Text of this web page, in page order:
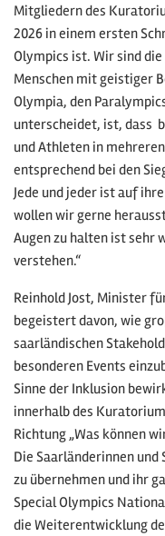
Mitgliedern des
2026 in einem ersten
Olympics ist. Wir sind
Menschen mit geistiger
Olympia, den
unterscheidet, ist, dass
und Athleten in
entsprechend bei den
Jede und jeder ist auf
wollen wir gerne
Augen zu halten ist sehr
verstehen.“
Reinhold Jost, Minister
begeistert davon, wie
saarländischen
besonderen Events
Sinne der Inklusion
innerhalb des
Richtung „Was können
Die Saarländerinnen
zu übernehmen und ihr
Special Olympics
die Weiterentwicklung